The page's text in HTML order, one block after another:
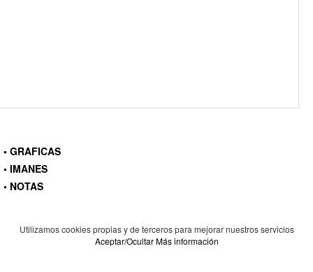
• GRAFICAS
• IMANES
• NOTAS
Utilizamos cookies propias y de terceros para mejorar nuestros servicios
Aceptar/Ocultar Más información